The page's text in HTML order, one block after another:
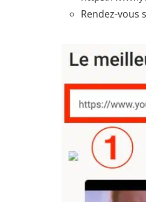
Rendez-vous